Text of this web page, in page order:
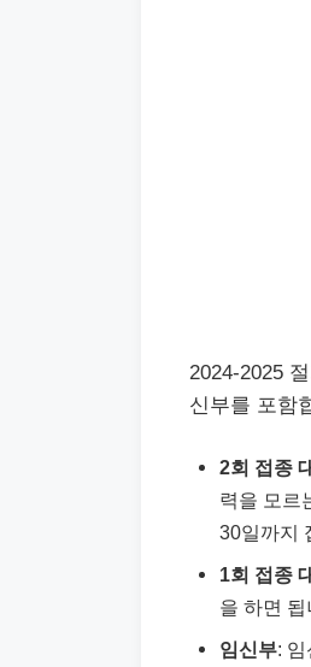
2024-2025
신부를 포함
2회 접종
력을 모르
30일까지
1회 접종
을 하면 됩
임신부: